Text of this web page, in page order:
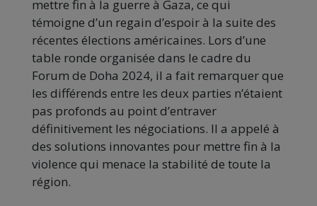
mettre fin à la guerre à Gaza, ce qui
témoigne d’un regain d’espoir à la suite des
récentes élections américaines. Lors d’une
table ronde organisée dans le cadre du
Forum de Doha 2024, il a fait remarquer que
les différends entre les deux parties n’étaient
pas profonds au point d’entraver
définitivement les négociations. Il a appelé à
des solutions innovantes pour mettre fin à la
violence qui menace la stabilité de toute la
région.